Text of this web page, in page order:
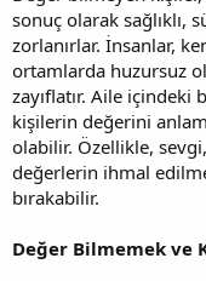
sonuç olarak
zorlanırlar. İnsanlar,
ortamlarda huzursuz
zayıflatır. Aile
kişilerin değerini
olabilir. Özellikle,
değerlerin ihmal
bırakabilir.
Değer Bilmemek ve